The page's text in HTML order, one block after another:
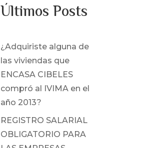
Últimos Posts
¿Adquiriste alguna de
las viviendas que
ENCASA CIBELES
compró al IVIMA en el
año 2013?
REGISTRO SALARIAL
OBLIGATORIO PARA